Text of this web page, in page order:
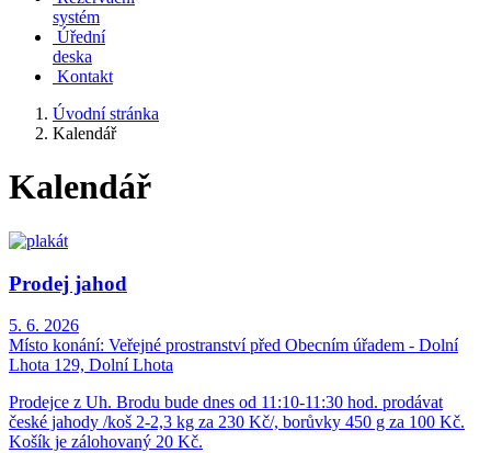
systém
Úřední
deska
Kontakt
Úvodní stránka
Kalendář
Kalendář
Prodej jahod
5. 6. 2026
Místo konání: Veřejné prostranství před Obecním úřadem - Dolní
Lhota 129, Dolní Lhota
Prodejce z Uh. Brodu bude dnes od 11:10-11:30 hod. prodávat
české jahody /koš 2-2,3 kg za 230 Kč/, borůvky 450 g za 100 Kč.
Košík je zálohovaný 20 Kč.